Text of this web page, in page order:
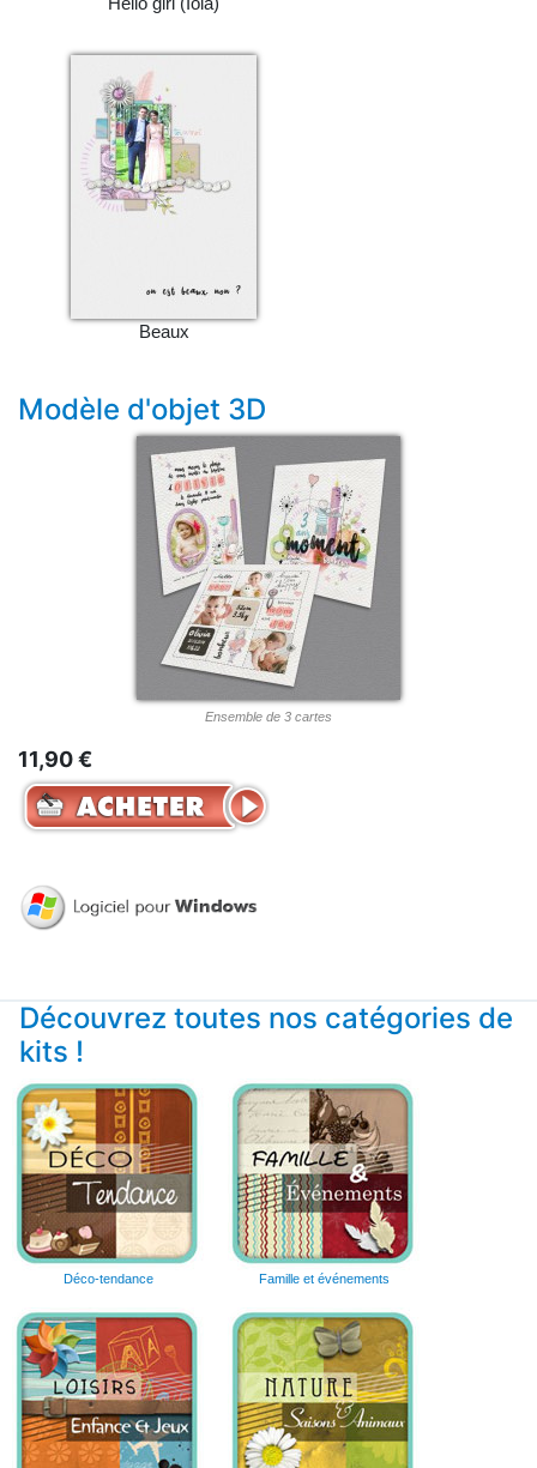
Beaux
Modèle d'objet 3D
Ensemble de 3 cartes
11,90 €
Découvrez toutes nos catégories de
kits !
Déco-tendance Famille et événements